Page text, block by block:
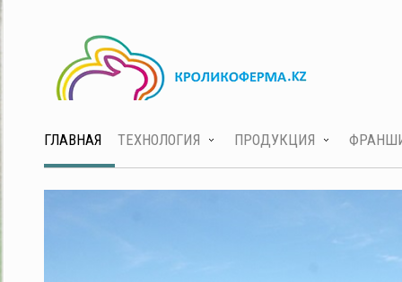
ГЛАВНАЯ ТЕХНОЛОГИЯ ПРОДУКЦИЯ